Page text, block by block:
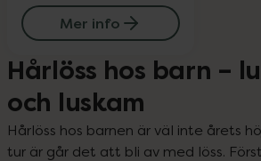
Mer info
Hårlöss hos barn –
och luskam
Hårlöss hos barnen är väl inte årets
tur är går det att bli av med löss.